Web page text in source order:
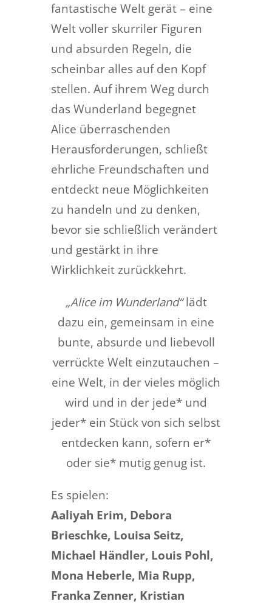
fantastische Welt gerät – eine
Welt voller skurriler Figuren
und absurden Regeln, die
scheinbar alles auf den Kopf
stellen. Auf ihrem Weg durch
das Wunderland begegnet
Alice überraschenden
Herausforderungen, schließt
ehrliche Freundschaften und
entdeckt neue Möglichkeiten
zu handeln und zu denken,
bevor sie schließlich verändert
und gestärkt in ihre
Wirklichkeit zurückkehrt.
„Alice im Wunderland“lädt
dazu ein, gemeinsam in eine
bunte, absurde und liebevoll
verrückte Welt einzutauchen –
eine Welt, in der vieles möglich
wird und in der jede* und
jeder* ein Stück von sich selbst
entdecken kann, sofern er*
oder sie* mutig genug ist.
Es spielen:
Aaliyah Erim, Debora
Brieschke, Louisa Seitz,
Michael Händler, Louis Pohl,
Mona Heberle, Mia Rupp,
Franka Zenner, Kristian